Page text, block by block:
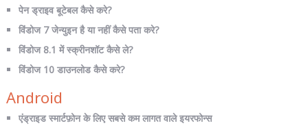
पेन ड्राइव बूटेबल कैसे करे?
विंडोज 7 जेन्युइन है या नहीं कैसे पता करे?
विंडोज 8.1 में स्क्रीनशॉट कैसे ले?
विंडोज 10 डाउनलोड कैसे करे?
Android
एंड्राइड स्मार्टफ़ोन के लिए सबसे कम लागत वाले इयरफोन्स